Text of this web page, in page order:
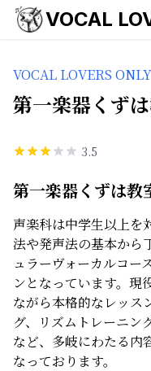
VOCAL
VOCAL LOVERS ONLY
第一楽器くず
3.5
第一楽器くずは教
声楽科は中学生以上を
法や発声法の基本から
ュラーヴォーカルコー
ンとなっています。現
ながら本格的なレッス
グ、リズムトレーニン
など、多岐にわたる内
なっております。